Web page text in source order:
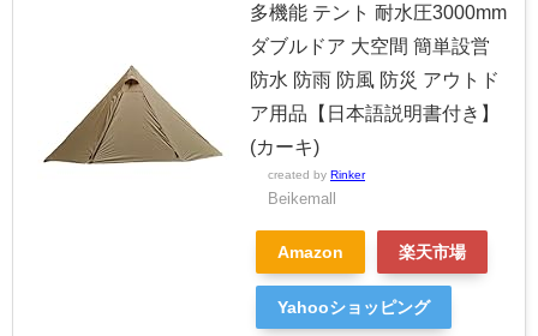
多機能 テント 耐水圧3000mm
ダブルドア 大空間 簡単設営
防水 防雨 防風 防災 アウトド
ア用品【日本語説明書付き】
(カーキ)
created by Rinker
Beikemall
Amazon 楽天市場
Yahooショッピング